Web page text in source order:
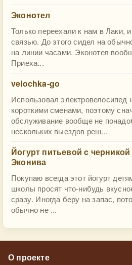
Эконотел
Только переехали к нам в Лаки,
связью. До этого сидел на
на линии часами. Эконотел
Приеха...
velochka-go
Использовал электровелосипед
короткими сменами, поэтому
обслуживание вообще не
нескольких выездов реш...
Йогурт питьевой c
Эконива
Покупаю всегда этот йогурт
школы просят что-нибудь
сразу. Иногда беру на запас,
обычно не ...
О проекте